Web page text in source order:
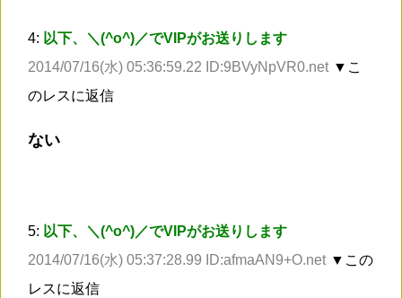
4: 以下、＼(^o^)／でVIPがお送りします
2014/07/16(水) 05:36:59.22 ID:9BVyNpVR0.net ▼こ
のレスに返信
ない
5: 以下、＼(^o^)／でVIPがお送りします
2014/07/16(水) 05:37:28.99 ID:afmaAN9+O.net ▼この
レスに返信